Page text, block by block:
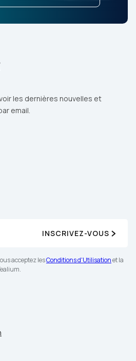
les dernières nouvelles et
email.
INSCRIVEZ-VOUS
acceptez lesConditions d'Utilisationet la